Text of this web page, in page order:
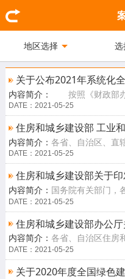
地区选择
关于公布2021年系统化
作评审结果的通知
内容简介：
按照《财政部办
办公厅关于开展系统化全域推
办建〔2021[查看详情]
DATE：2021-05-25
住房和城乡建设部 工业
设施与智能网联汽车协
内容简介： 各省、自治区、直
设厅（委、管委、局）、工业
建设部办公[查看详情]
DATE：2021-05-25
住房和城乡建设部关于
及相关工作计划的通知
内容简介： 国务院有关部门，
省自然资源和规划厅、水务厅
关部门，新[查看详情]
DATE：2021-05-25
住房和城乡建设部办公
用建筑防火设计研究论
内容简介： 各省、自治区住房
（管）委，北京市规划和自然
建设局：为[查看详情]
DATE：2021-05-25
关于2020年度全国绿色